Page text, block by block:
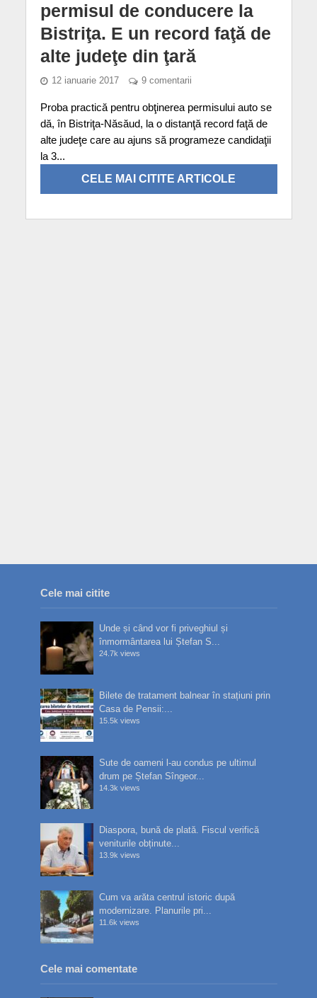
permisul de conducere la
Bistriţa. E un record faţă de
alte judeţe din ţară
12 ianuarie 2017 9 comentarii
Proba practică pentru obţinerea permisului auto se
dă, în Bistriţa-Năsăud, la o distanţă record faţă de
alte judeţe care au ajuns să programeze candidaţii
la 3...
CELE MAI CITITE ARTICOLE
Cele mai citite
Unde și când vor fi priveghiul și
înmormântarea lui Ștefan S...
24.7k views
Bilete de tratament balnear în stațiuni prin
Casa de Pensii:...
15.5k views
Sute de oameni l-au condus pe ultimul
drum pe Ștefan Sîngeor...
14.3k views
Diaspora, bună de plată. Fiscul verifică
veniturile obținute...
13.9k views
Cum va arăta centrul istoric după
modernizare. Planurile pri...
11.6k views
Cele mai comentate